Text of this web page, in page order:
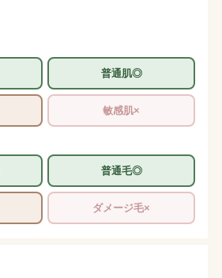
普通肌◎
敏感肌×
普通毛◎
ダメージ毛×